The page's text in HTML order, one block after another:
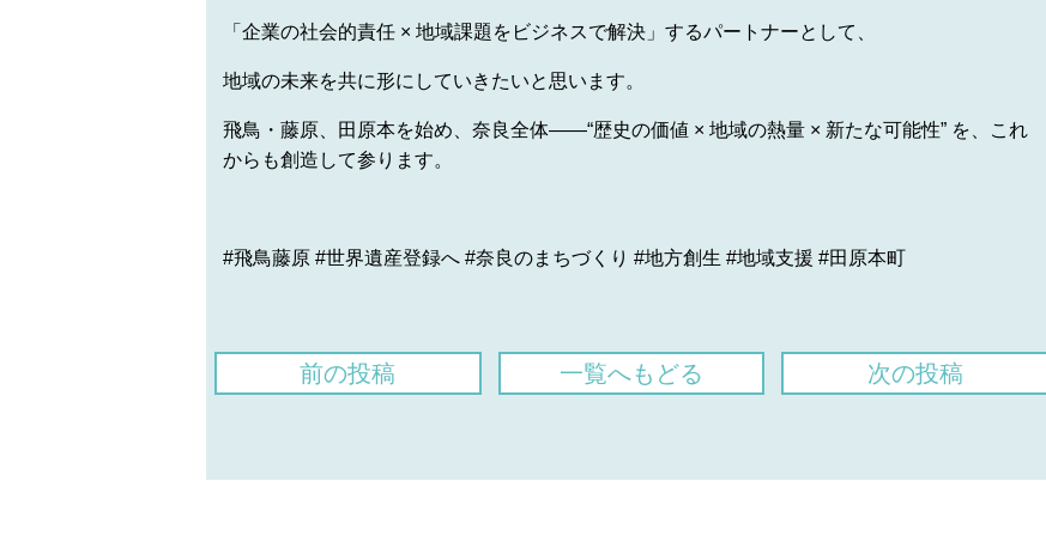
「企業の社会的責任 × 地域課題をビジネスで解決」するパートナーとして、
地域の未来を共に形にしていきたいと思います。
飛鳥・藤原、田原本を始め、奈良全体――“歴史の価値 × 地域の熱量 × 新たな可能性” を、これ
からも創造して参ります。
#飛鳥藤原 #世界遺産登録へ #奈良のまちづくり #地方創生 #地域支援 #田原本町
前の投稿 一覧へもどる 次の投稿